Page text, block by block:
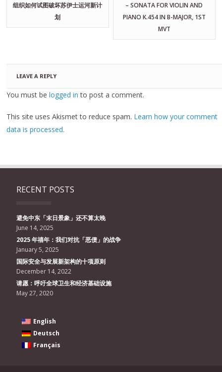
组织如何试图破坏苏伊士运河新计
划
– SONATA FOR VIOLIN AND
PIANO K.454 IN B-MAJOR, 1ST
MVT
LEAVE A REPLY
You must belogged in to post a comment.
This site uses Akismet to reduce spam. Learn how your comment
data is processed.
RECENT POSTS
避免中东「末日景象」还不算太晚
June 14, 2025
2025 年禧年：我们对抗「恶债」的战争
January 5, 2025
国际安全与发展新架构的十项原则
December 14, 2022
请愿：呼吁全球卫生和经济基础设施
May 27, 2020
English
Deutsch
Français